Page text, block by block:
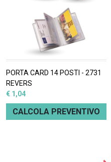
PORTA CARD 14 POSTI - 2731
REVERS
€ 1,04
CALCOLA PREVENTIVO